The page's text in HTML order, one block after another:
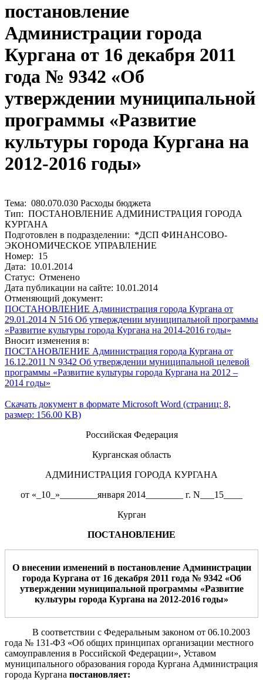
постановление
Администрации города
Кургана от 16 декабря 2011
года № 9342 «Об
утверждении муниципальной
программы «Развитие
культуры города Кургана на
2012-2016 годы»
Тема: 080.070.030 Расходы бюджета
Тип: ПОСТАНОВЛЕНИЕ АДМИНИСТРАЦИЯ ГОРОДА
КУРГАНА
Подготовлен в подразделении: *ДСП ФИНАНСОВО-
ЭКОНОМИЧЕСКОЕ УПРАВЛЕНИЕ
Номер: 15
Дата: 10.01.2014
Статус: Отменено
Дата публикации на сайте: 10.01.2014
Отменяющий документ:
ПОСТАНОВЛЕНИЕ Администрация города Кургана от
29.01.2014 N 516 Об утверждении муниципальной программы
«Развитие культуры города Кургана на 2014-2016 годы»
Вносит изменения в:
ПОСТАНОВЛЕНИЕ Администрация города Кургана от
16.12.2011 N 9342 Об утверждении муниципальной целевой
программы «Развитие культуры города Кургана на 2012 –
2014 годы»
Скачать документ в формате Microsoft Word (страниц: 8,
размер: 156.00 KB)
Российская Федерация
Курганская область
АДМИНИСТРАЦИЯ ГОРОДА КУРГАНА
от «_10_»________января 2014________ г. N___15____
Курган
ПОСТАНОВЛЕНИЕ
О внесении изменений в постановление Администрации
города Кургана от 16 декабря 2011 года № 9342 «Об
утверждении муниципальной программы «Развитие
культуры города Кургана на 2012-2016 годы»
В соответствии с Федеральным законом от 06.10.2003
года № 131-ФЗ «Об общих принципах организации местного
самоуправления в Российской Федерации», Уставом
муниципального образования города Кургана Администрация
города Кургана постановляет: